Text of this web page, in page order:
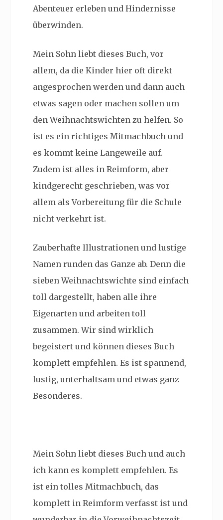
Abenteuer erleben und Hindernisse
überwinden.
Mein Sohn liebt dieses Buch, vor
allem, da die Kinder hier oft direkt
angesprochen werden und dann auch
etwas sagen oder machen sollen um
den Weihnachtswichten zu helfen. So
ist es ein richtiges Mitmachbuch und
es kommt keine Langeweile auf.
Zudem ist alles in Reimform, aber
kindgerecht geschrieben, was vor
allem als Vorbereitung für die Schule
nicht verkehrt ist.
Zauberhafte Illustrationen und lustige
Namen runden das Ganze ab. Denn die
sieben Weihnachtswichte sind einfach
toll dargestellt, haben alle ihre
Eigenarten und arbeiten toll
zusammen. Wir sind wirklich
begeistert und können dieses Buch
komplett empfehlen. Es ist spannend,
lustig, unterhaltsam und etwas ganz
Besonderes.
Mein Sohn liebt dieses Buch und auch
ich kann es komplett empfehlen. Es
ist ein tolles Mitmachbuch, das
komplett in Reimform verfasst ist und